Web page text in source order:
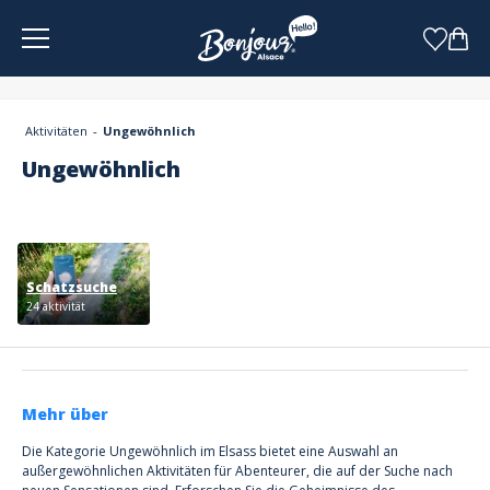
Aktivitäten Ungewöhnlich
Ungewöhnlich
Schatzsuche
24 aktivität
Mehr über
Die Kategorie Ungewöhnlich im Elsass bietet eine Auswahl an
außergewöhnlichen Aktivitäten für Abenteurer, die auf der Suche nach